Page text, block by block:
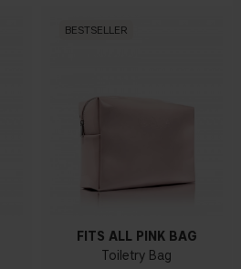
BESTSELLER
FITS ALL PINK BAG
Toiletry Bag